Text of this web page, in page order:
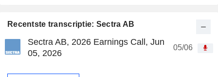
Recentste transcriptie: Sectra AB
Sectra AB, 2026 Earnings Call, Jun
05, 2026
05/06